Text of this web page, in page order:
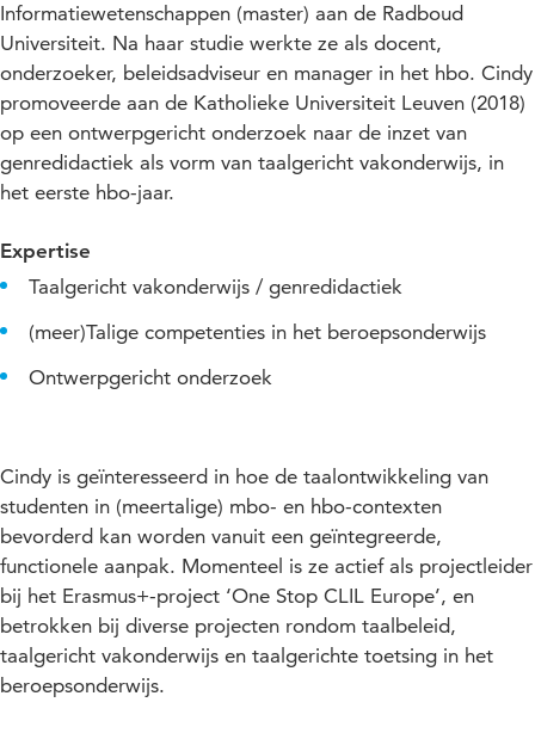
Informatiewetenschappen (master) aan de Radboud
Universiteit. Na haar studie werkte ze als docent,
onderzoeker, beleidsadviseur en manager in het hbo. Cindy
promoveerde aan de Katholieke Universiteit Leuven (2018)
op een ontwerpgericht onderzoek naar de inzet van
genredidactiek als vorm van taalgericht vakonderwijs, in
het eerste hbo-jaar.
Expertise
Taalgericht vakonderwijs / genredidactiek
(meer)Talige competenties in het beroepsonderwijs
Ontwerpgericht onderzoek
Cindy is geïnteresseerd in hoe de taalontwikkeling van
studenten in (meertalige) mbo- en hbo-contexten
bevorderd kan worden vanuit een geïntegreerde,
functionele aanpak. Momenteel is ze actief als projectleider
bij het Erasmus+-project ‘One Stop CLIL Europe’, en
betrokken bij diverse projecten rondom taalbeleid,
taalgericht vakonderwijs en taalgerichte toetsing in het
beroepsonderwijs.